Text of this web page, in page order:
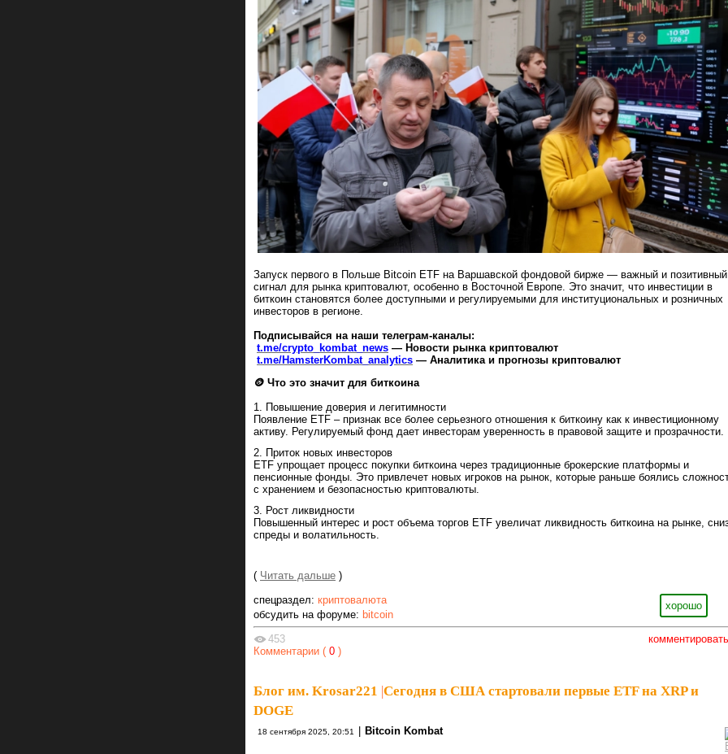
Запуск первого в Польше Bitcoin ETF на Варшавской фондовой бирже — важный и позитивный
сигнал для рынка криптовалют, особенно в Восточной Европе. Это значит, что инвестиции в
биткоин становятся более доступными и регулируемыми для институциональных и розничных
инвесторов в регионе.
Подписывайся на наши телеграм-каналы:
t.me/crypto_kombat_news — Новости рынка криптовалют
t.me/HamsterKombat_analytics — Аналитика и прогнозы криптовалют
🪙 Что это значит для биткоина
1. Повышение доверия и легитимности
Появление ETF – признак все более серьезного отношения к биткоину как к инвестиционному
активу. Регулируемый фонд дает инвесторам уверенность в правовой защите и прозрачности.
2. Приток новых инвесторов
ETF упрощает процесс покупки биткоина через традиционные брокерские платформы и
пенсионные фонды. Это привлечет новых игроков на рынок, которые раньше боялись
с хранением и безопасностью криптовалюты.
3. Рост ликвидности
Повышенный интерес и рост объема торгов ETF увеличат ликвидность биткоина на рынке,
спреды и волатильность.
( Читать дальше )
хорошо
спецраздел: криптовалюта
обсудить на форуме: bitcoin
комментировать
453
Комментарии ( 0 )
Блог им. Krosar221 Сегодня в США стартовали первые ETF на XRP и
DOGE
18 сентября 2025, 20:51 Bitcoin Kombat